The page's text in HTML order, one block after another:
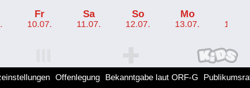
Fr
10.07.
Sa
11.07.
So
12.07.
Mo
13.07. 14.07.
ORF KIDS Programm
Offenlegung Bekanntgabe laut ORF-G